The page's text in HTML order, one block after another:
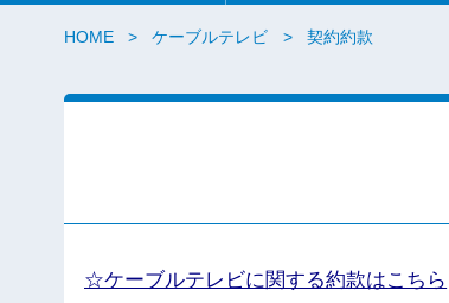
HOME ケーブルテレビ 契約約款
☆ケーブルテレビに関する約款はこちら